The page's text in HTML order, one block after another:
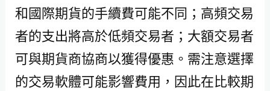
和國際期貨的手續費可能不同；高頻交易
者的支出將高於低頻交易者；大額交易者
可與期貨商協商以獲得優惠。需注意選擇
的交易軟體可能影響費用，因此在比較期